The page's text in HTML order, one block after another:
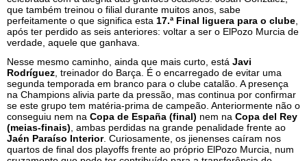
que também treinou o filial durante muitos anos, sabe
perfeitamente o que significa esta 17.ª Final liguera para o clube
após ter perdido as seis anteriores: voltar a ser o ElPozo Murcia de
verdade, aquele que ganhava.
Nesse mesmo caminho, ainda que mais curto, está Javi
Rodríguez , treinador do Barça. É o encarregado de evitar uma
segunda temporada em branco para o clube catalão. A presença
na Champions alivia parte da pressão, mas continua por confirmar
se este grupo tem matéria-prima de campeão. Anteriormente não o
conseguiu nem na Copa de España (final) nem na Copa del Rey
(meias-finais) , ambas perdidas na grande penalidade frente ao
Jaén Paraíso Interior. Curiosamente, os jienenses caíram nos
quartos de final dos playoffs frente ao próprio ElPozo Murcia, num